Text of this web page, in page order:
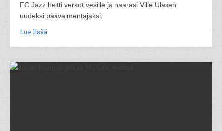
FC Jazz heitti verkot vesille ja naarasi Ville Ulasen
uudeksi päävalmentajaksi.
Lue lisää